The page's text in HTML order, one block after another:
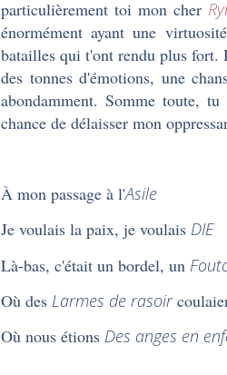
particulièrement toi mon cher
énormément ayant une
batailles qui t'ont rendu plus
des tonnes d'émotions, une
abondamment. Somme toute,
chance de délaisser mon
À mon passage à l'Asile
Je voulais la paix, je voulais DIE
Là-bas, c'était un bordel, un
Où des Larmes de rasoir
Où nous étions Des anges en